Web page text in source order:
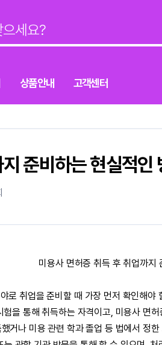
상품안내 고객센터
준비하는 현실적인
미용사 면허증 취득 후 취업까지
로 취업을 준비할 때 가장 먼저 확인해야
험을 통해 취득하는 자격이고, 미용사 면
거나 미용 관련 학과 졸업 등 법에서 정